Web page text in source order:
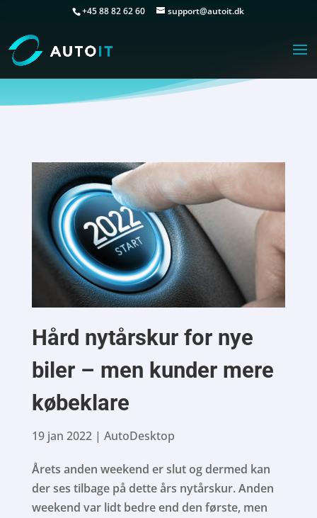
+45 88 82 62 60 support@autoit.dk
Hård nytårskur for nye
biler – men kunder mere
købeklare
19 jan 2022| AutoDesktop
Årets anden weekend er slut og dermed kan
der ses tilbage på dette års nytårskur. Anden
weekend var lidt bedre end den første, men